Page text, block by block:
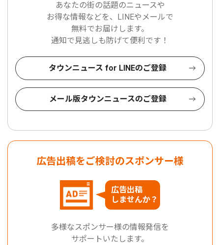
あなたの街の話題のニュースや
お得な情報などを、LINEやメールで
無料でお届けします。
通知で見逃しも防げて便利です！
タウンニュース for LINEのご登録
メール版タウンニュースのご登録
広告出稿をご検討のスポンサー様
広告出稿
しませんか？
多様なスポンサー様の情報発信を
サポートいたします。